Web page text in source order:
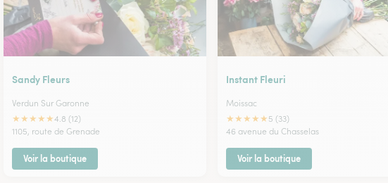
Sandy Fleurs
Verdun Sur Garonne
★★★★★4.8 (12)
1105, route de Grenade
Voir la boutique
Instant Fleuri
Moissac
★★★★★ 5 (33)
46 avenue du Chasselas
Voir la boutique